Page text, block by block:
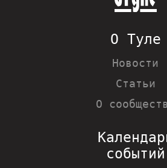
О Туле
Новости
Статьи
О
событий